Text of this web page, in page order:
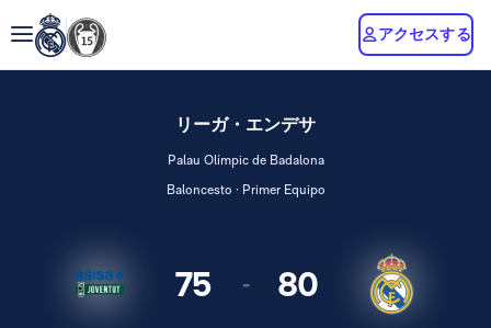
アクセスする
リーガ・エンデサ
Palau Olímpic de Badalona
Baloncesto · Primer Equipo
75 - 80